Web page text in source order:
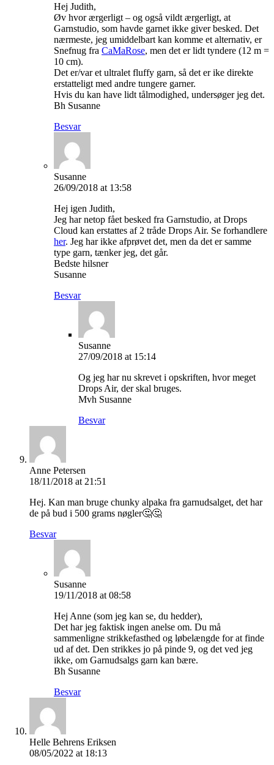
Hej Judith,
Øv hvor ærgerligt – og også vildt ærgerligt, at
Garnstudio, som havde garnet ikke giver besked. Det
nærmeste, jeg umiddelbart kan komme et alternativ, er
Snefnug fra CaMaRose, men det er lidt tyndere (12 m =
10 cm).
Det er/var et ultralet fluffy garn, så det er ike direkte
erstatteligt med andre tungere garner.
Hvis du kan have lidt tålmodighed, undersøger jeg det.
Bh Susanne
Besvar
Susanne
26/09/2018 at 13:58
Hej igen Judith,
Jeg har netop fået besked fra Garnstudio, at Drops
Cloud kan erstattes af 2 tråde Drops Air. Se forhandlere
her. Jeg har ikke afprøvet det, men da det er samme
type garn, tænker jeg, det går.
Bedste hilsner
Susanne
Besvar
Susanne
27/09/2018 at 15:14
Og jeg har nu skrevet i opskriften, hvor meget
Drops Air, der skal bruges.
Mvh Susanne
Besvar
Anne Petersen
18/11/2018 at 21:51
Hej. Kan man bruge chunky alpaka fra garnudsalget, det har
de på bud i 500 grams nøgler🤔🤔
Besvar
Susanne
19/11/2018 at 08:58
Hej Anne (som jeg kan se, du hedder),
Det har jeg faktisk ingen anelse om. Du må
sammenligne strikkefasthed og løbelængde for at finde
ud af det. Den strikkes jo på pinde 9, og det ved jeg
ikke, om Garnudsalgs garn kan bære.
Bh Susanne
Besvar
Helle Behrens Eriksen
08/05/2022 at 18:13